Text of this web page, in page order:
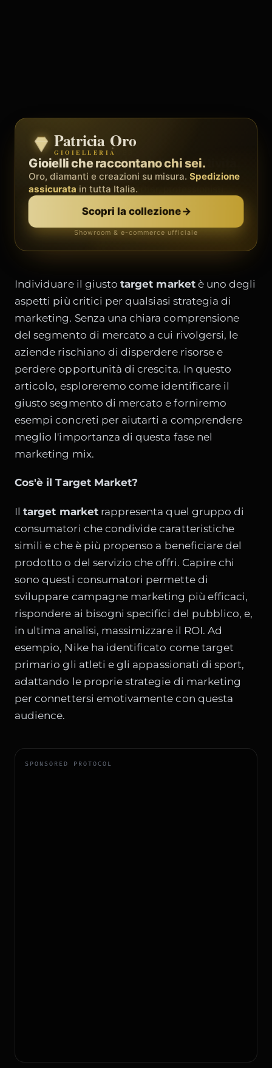
Zenith
BY METEORA WEB
Il sistema operativo della tua attività.
Social, clienti, prenotazioni e fatture inun'unica
piattaforma. Palestre, barber, professionisti.
Scopri Zenith→
Demo gratis · senza carta
Patricia Oro
GIOIELLERIA
Gioielli che raccontano chi sei.
Oro, diamanti e creazioni su misura. Spedizione
assicurata in tutta Italia.
Scopri la collezione →
Showroom & e-commerce ufficiale
Individuare il giustotarget marketè uno degli
aspetti più critici per qualsiasi strategia di
marketing. Senza una chiara comprensione
del segmento di mercato a cui rivolgersi, le
aziende rischiano di disperdere risorse e
perdere opportunità di crescita. In questo
articolo, esploreremo come identificare il
giusto segmento di mercato e forniremo
esempi concreti per aiutarti a comprendere
meglio l'importanza di questa fase nel
marketing mix.
Cos'è il Target Market?
Iltarget marketrappresenta quel gruppo di
consumatori che condivide caratteristiche
simili e che è più propenso a beneficiare del
prodotto o del servizio che offri. Capire chi
sono questi consumatori permette di
sviluppare campagne marketing più efficaci,
rispondere ai bisogni specifici del pubblico, e,
in ultima analisi, massimizzare il ROI. Ad
esempio, Nike ha identificato come target
primario gli atleti e gli appassionati di sport,
adattando le proprie strategie di marketing
per connettersi emotivamente con questa
audience.
SPONSORED PROTOCOL